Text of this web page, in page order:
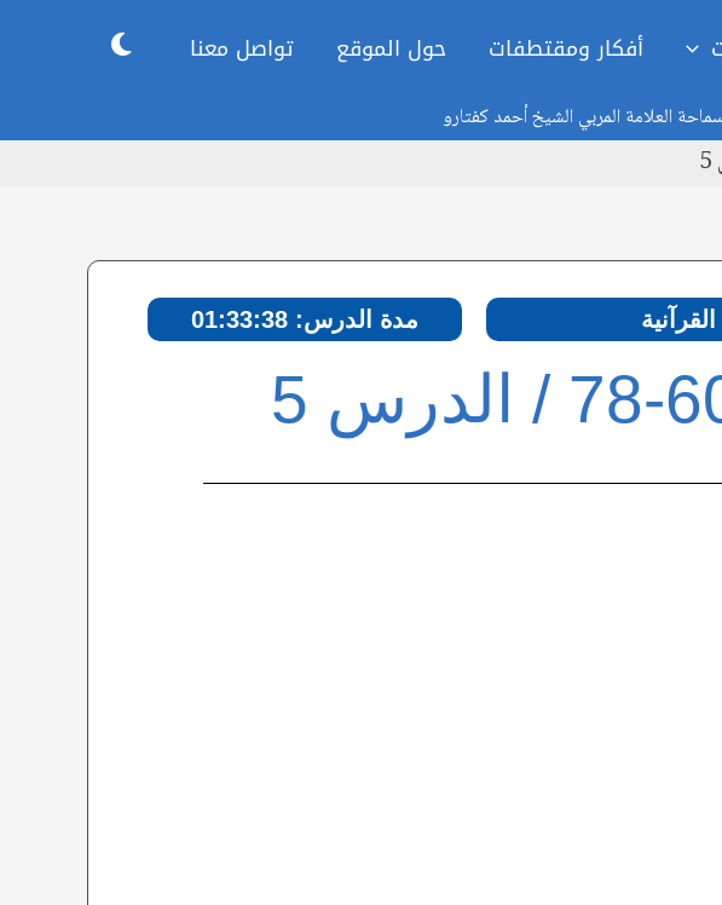
أفكار ومقتطفات حول الموقع تواصل معنا
العلامة المربي الشيخ أحمد كفتارو
مدة الدرس: 01:33:38